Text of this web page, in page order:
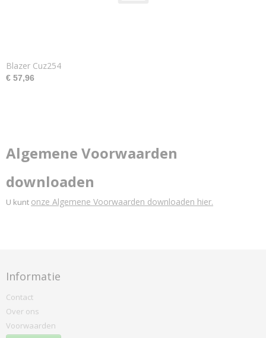
Blazer Cuz254
€ 57,96
Algemene Voorwaarden
downloaden
U kunt onze Algemene Voorwaarden downloaden hier.
Informatie
Contact
Over ons
Voorwaarden